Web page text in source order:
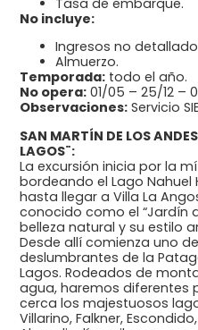
No incluye:
Ingresos no
Almuerzo.
Temporada: todo el año.
No opera: 01/05 – 25/12 –
Observaciones: Servicio
SAN MARTÍN DE LOS
LAGOS¨:
La excursión inicia por la
bordeando el Lago Nahuel
hasta llegar a Villa La
conocido como el “Jardín
belleza natural y su estilo
Desde allí comienza uno
deslumbrantes de la
Lagos. Rodeados de
agua, haremos diferentes
cerca los majestuosos
Villarino, Falkner,